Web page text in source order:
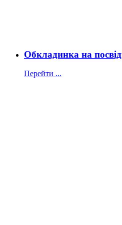
Обкладинка на
Перейти ...